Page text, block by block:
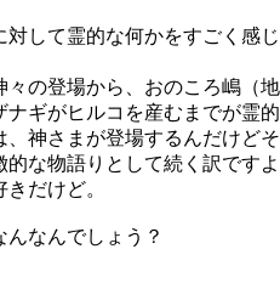
して霊的な何かをすごく感じ
の登場から、おのころ嶋（地
ギがヒルコを産むまでが霊的
神さまが登場するんだけどそ
な物語りとして続く訳ですよ
だけど。
なんでしょう？